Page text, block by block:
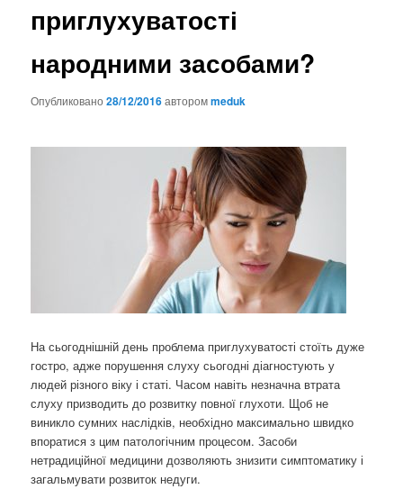
приглухуватості
народними засобами?
Опубликовано28/12/2016авторомmeduk
На сьогоднішній день проблема приглухуватості стоїть дуже
гостро, адже порушення слуху сьогодні діагностують у
людей різного віку і статі. Часом навіть незначна втрата
слуху призводить до розвитку повної глухоти. Щоб не
виникло сумних наслідків, необхідно максимально швидко
впоратися з цим патологічним процесом. Засоби
нетрадиційної медицини дозволяють знизити симптоматику і
загальмувати розвиток недуги.